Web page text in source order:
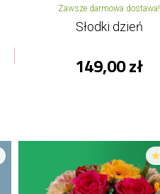
Zawsze darmowa dostawa!
Słodki dzień
149,00 zł